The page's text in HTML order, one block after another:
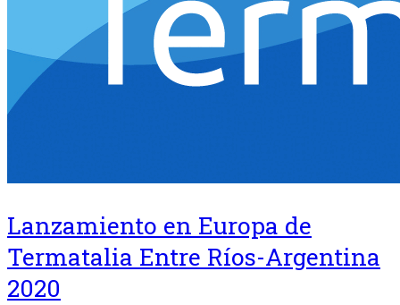
Lanzamiento en Europa de
Termatalia Entre Ríos-Argentina
2020